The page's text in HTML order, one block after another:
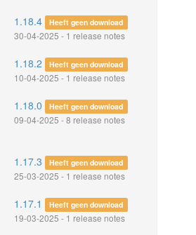
1.18.4 Heeft geen download
30-04-2025 - 1 release notes
1.18.2 Heeft geen download
10-04-2025 - 1 release notes
1.18.0 Heeft geen download
09-04-2025 - 8 release notes
1.17.3 Heeft geen download
25-03-2025 - 1 release notes
1.17.1 Heeft geen download
19-03-2025 - 1 release notes